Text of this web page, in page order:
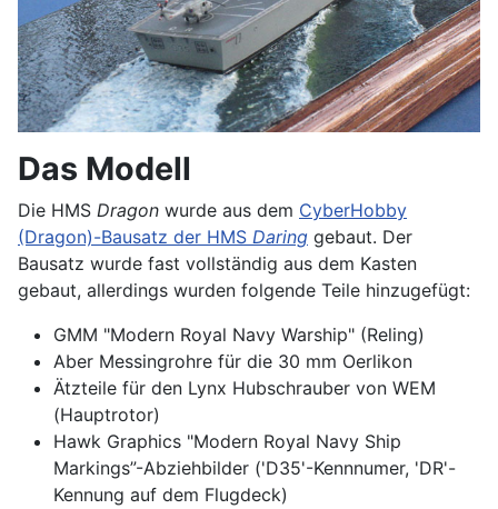
Das Modell
Die HMS Dragon wurde aus dem CyberHobby
(Dragon)-Bausatz der HMS Daring gebaut. Der
Bausatz wurde fast vollständig aus dem Kasten
gebaut, allerdings wurden folgende Teile hinzugefügt:
GMM "Modern Royal Navy Warship" (Reling)
Aber Messingrohre für die 30 mm Oerlikon
Ätzteile für den Lynx Hubschrauber von WEM
(Hauptrotor)
Hawk Graphics "Modern Royal Navy Ship
Markings”-Abziehbilder ('D35'-Kennnumer, 'DR'-
Kennung auf dem Flugdeck)